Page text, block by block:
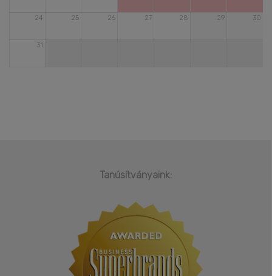
24 25 26 27 28 29 30
31
Tanúsítványaink: